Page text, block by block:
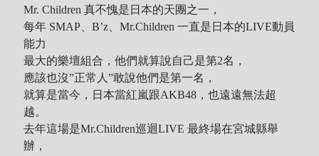
Mr. Children 真不愧是日本的天團之一，
每年 SMAP、B’z、Mr.Children 一直是日本的LIVE動員
能力
最大的樂壇組合，他們就算說自己是第2名，
應該也沒”正常人”敢說他們是第一名，
就算是當今，日本當紅嵐跟AKB48，也遠遠無法超
越。
去年這場是Mr.Children巡迴LIVE 最終場在宮城縣舉
辦，